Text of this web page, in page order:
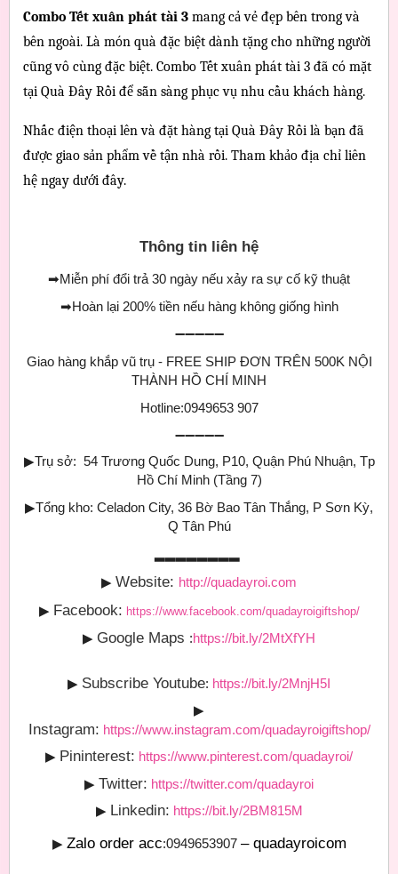
Combo Tết xuân phát tài 3 mang cả vẻ đẹp bên trong và
bên ngoài. Là món quà đặc biệt dành tặng cho những người
cũng vô cùng đặc biệt. Combo Tết xuân phát tài 3 đã có mặt
tại Quà Đây Rồi để sẵn sàng phục vụ nhu cầu khách hàng.
Nhấc điện thoại lên và đặt hàng tại Quà Đây Rồi là bạn đã
được giao sản phẩm về tận nhà rồi. Tham khảo địa chỉ liên
hệ ngay dưới đây.
Thông tin liên hệ
➡Miễn phí đổi trả 30 ngày nếu xảy ra sự cố kỹ thuật
➡Hoàn lại 200% tiền nếu hàng không giống hình
➖➖➖➖➖
Giao hàng khắp vũ trụ - FREE SHIP ĐƠN TRÊN 500K NỘI
THÀNH HỒ CHÍ MINH
Hotline:0949653 907
➖➖➖➖➖
▶Trụ sở: 54 Trương Quốc Dung, P10, Quận Phú Nhuận, Tp
Hồ Chí Minh (Tầng 7)
▶Tổng kho: Celadon City, 36 Bờ Bao Tân Thắng, P Sơn Kỳ,
Q Tân Phú
▶ Website: http://quadayroi.com
▶ Facebook: https://www.facebook.com/quadayroigiftshop/
▶ Google Maps :https://bit.ly/2MtXfYH
▶ Subscribe Youtube: https://bit.ly/2MnjH5I
▶
Instagram: https://www.instagram.com/quadayroigiftshop/
▶ Pininterest: https://www.pinterest.com/quadayroi/
▶ Twitter: https://twitter.com/quadayroi
▶ Linkedin: https://bit.ly/2BM815M
▶ Zalo order acc:0949653907 – quadayroicom